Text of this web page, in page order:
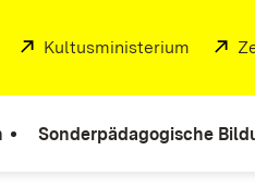
Extern:
Kultusministerium
Sonderpädagogische